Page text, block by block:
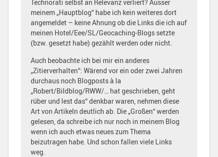
Technorati selbst an Relevanz verliert? Ausser
meinem „Hauptblog“ habe ich kein weiteres dort
angemeldet – keine Ahnung ob die Links die ich auf
meinen Hotel/Eee/SL/Geocaching-Blogs setzte
(bzw. gesetzt habe) gezählt werden oder nicht.
Auch beobachte ich bei mir ein anderes
„Zitierverhalten“: Wärend vor ein oder zwei Jahren
durchaus noch Blogposts à la
„Robert/Bildblog/RWW/… hat geschrieben, geht
rüber und lest das“ denkbar waren, nehmen diese
Art von Artikeln deutlich ab. Die „Großen“ werden
gelesen, da schreibe ich nur noch in meinem Blog
wenn ich auch etwas neues zum Thema
beizutragen habe. Und schon fallen viele Links
weg.